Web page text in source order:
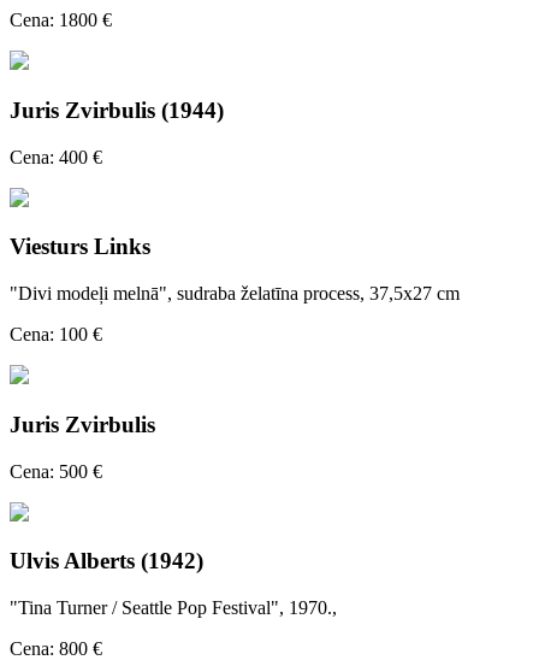
Cena: 1800 €
Juris Zvirbulis (1944)
Cena: 400 €
Viesturs Links
"Divi modeļi melnā", sudraba želatīna process, 37,5x27 cm
Cena: 100 €
Juris Zvirbulis
Cena: 500 €
Ulvis Alberts (1942)
"Tina Turner / Seattle Pop Festival", 1970.,
Cena: 800 €